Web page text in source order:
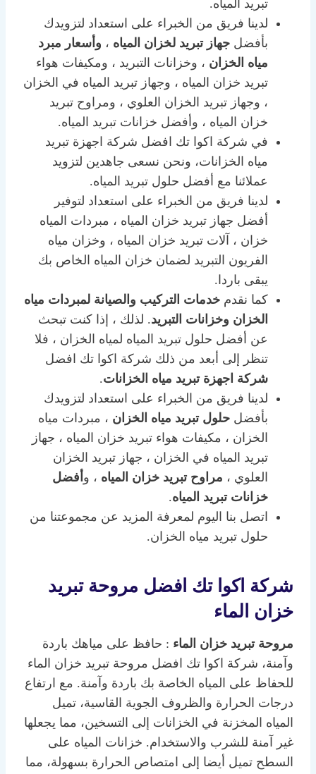
تبريد المياه.
لدينا فريق من الخبراء على استعداد لتزويدك
بأفضل جهاز تبريد لخزان المياه ، وأسعار مبرد
مياه الخزان ، وخزانات التبريد ، ومكيفات هواء
تبريد خزان المياه ، وجهاز تبريد المياه في الخزان
، وجهاز تبريد الخزان العلوي ، ومراوح تبريد
خزان المياه ، وأفضل خزانات تبريد المياه.
في شركة اكوا تك افضل شركة اجهزة تبريد
مياه الخزانات، ونحن نسعى جاهدين لتزويد
عملائنا مع أفضل حلول تبريد المياه.
لدينا فريق من الخبراء على استعداد لتوفير
أفضل جهاز تبريد خزان المياه ، مبردات المياه
خزان ، آلات تبريد خزان المياه ، وخزان مياه
الفريون التبريد لضمان خزان المياه الخاص بك
يبقى باردا.
كما نقدم خدمات التركيب والصيانة لمبردات مياه
الخزان وخزانات التبريد. لذلك ، إذا كنت تبحث
عن أفضل حلول تبريد المياه لمياه الخزان ، فلا
تنظر إلى أبعد من ذلك شركة اكوا تك افضل
شركة اجهزة تبريد مياه الخزانات.
لدينا فريق من الخبراء على استعداد لتزويدك
بأفضل حلول تبريد مياه الخزان ، مبردات مياه
الخزان ، مكيفات هواء تبريد خزان المياه ، جهاز
تبريد المياه في الخزان ، جهاز تبريد الخزان
العلوي ، مراوح تبريد خزان المياه ، و أفضل
خزانات تبريد المياه.
اتصل بنا اليوم لمعرفة المزيد عن مجموعتنا من
حلول تبريد مياه الخزان.
شركة اكوا تك افضل مروحة تبريد
خزان الماء
مروحة تبريد خزان الماء : حافظ على مياهك باردة
وآمنة، شركة اكوا تك افضل مروحة تبريد خزان الماء
للحفاظ على المياه الخاصة بك باردة وآمنة. مع ارتفاع
درجات الحرارة والظروف الجوية القاسية، تميل
المياه المخزنة في الخزانات إلى التسخين، مما يجعلها
غير آمنة للشرب والاستخدام. خزانات المياه على
السطح تميل أيضا إلى امتصاص الحرارة بسهولة، مما